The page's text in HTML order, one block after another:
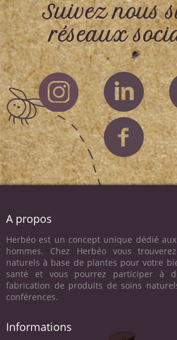
Suivez nous
réseaux
A propos
Herbéo est un concept unique dédié
hommes. Chez Herbéo vous
naturels à base de plantes pour votre
santé et vous pourrez participer à
fabrication de produits de soins
conférences.
Informations